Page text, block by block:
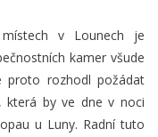
v Lounech je
kamer všude
proto rozhodl požádat
která by ve dne v noci
u Luny. Radní tuto